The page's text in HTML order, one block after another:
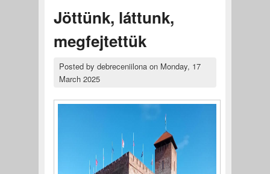
Jöttünk, láttunk,
megfejtettük
Posted by debreceniilonaon Monday, 17
March 2025